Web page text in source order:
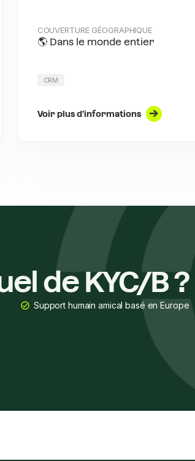
COUVERTURE GÉOGRAPHIQUE
🌎 Dans le monde entier
CRM
Voir plus d'informations
de KYC/B ?
Support humain amical basé en Europe